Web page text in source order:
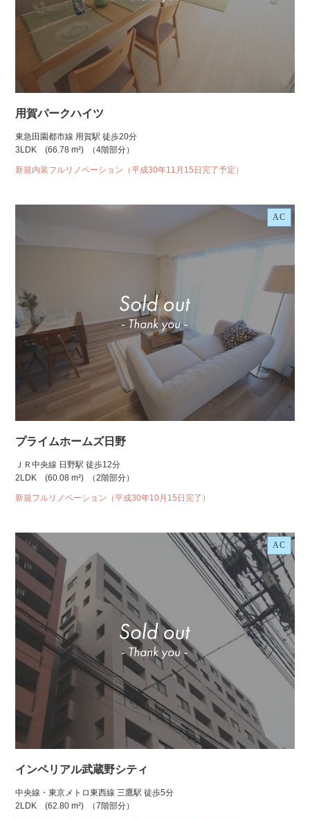
用賀パークハイツ
東急田園都市線 用賀駅 徒歩20分
3LDK
(66.78 m²) （4階部分）
新規内装フルリノベーション（平成30年11月15日完了予定）
AC
プライムホームズ日野
ＪＲ中央線 日野駅 徒歩12分
2LDK
(60.08 m²) （2階部分）
新規フルリノベーション（平成30年10月15日完了）
AC
インペリアル武蔵野シティ
中央線・東京メトロ東西線 三鷹駅 徒歩5分
2LDK
(62.80 m²) （7階部分）